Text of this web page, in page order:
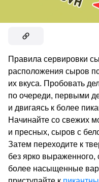
Правила сервировки
расположения сыров
их вкуса. Пробовать
по очереди, первыми
и двигаясь к более
Начинайте со свежих
и пресных, сыров с
Затем переходите к
без ярко выраженного,
более насыщенные